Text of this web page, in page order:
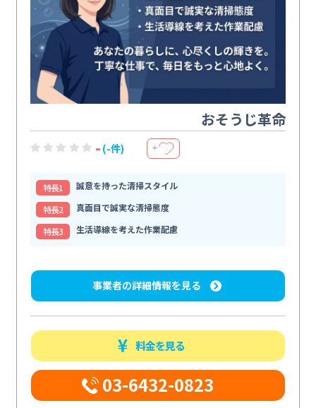
おそうじ革命
- (-件) ＋
特⻑1
誠意を持った清掃スタイル
特⻑2
真面目で誠実な清掃態度
特⻑3
生活導線を考えた作業配慮
事業者の詳細情報を見る
料金を見る
03-6432-0823